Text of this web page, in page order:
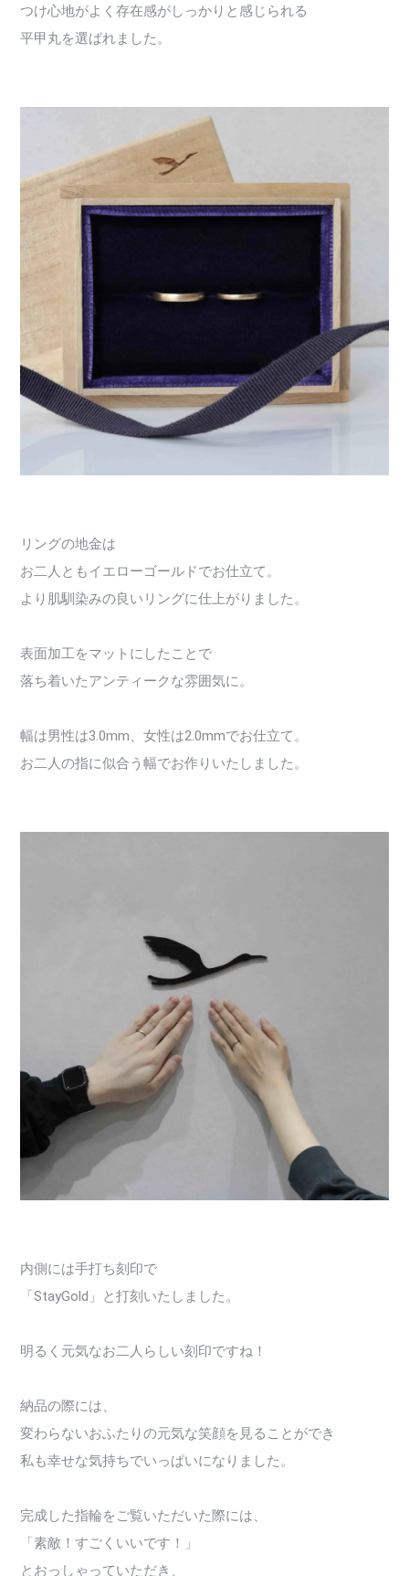
つけ心地がよく存在感がしっかりと感じられる
平甲丸を選ばれました。
リングの地金は
お二人ともイエローゴールドでお仕立て。
より肌馴染みの良いリングに仕上がりました。
表面加工をマットにしたことで
落ち着いたアンティークな雰囲気に。
幅は男性は3.0mm、女性は2.0mmでお仕立て。
お二人の指に似合う幅でお作りいたしました。
内側には手打ち刻印で
「StayGold」と打刻いたしました。
明るく元気なお二人らしい刻印ですね！
納品の際には、
変わらないおふたりの元気な笑顔を見ることができ
私も幸せな気持ちでいっぱいになりました。
完成した指輪をご覧いただいた際には、
「素敵！すごくいいです！」
とおっしゃっていただき、